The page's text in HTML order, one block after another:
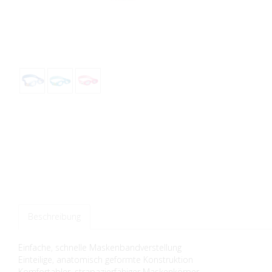
Einfache, schnelle Maskenbandverstellung
Einteilige, anatomisch geformte Konstruktion